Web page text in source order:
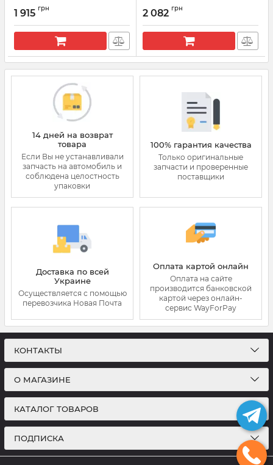
Артикул:
1 915 грн
Артикул:
2 082 грн
14 дней на возврат
товара
Если Вы не устанавливали
запчасть на автомобиль и
соблюдена целостность
упаковки
100% гарантия качества
Только оригинальные
запчасти и проверенные
поставщики
Доставка по всей
Украине
Осуществляется с помощью
перевозчика Новая Почта
Оплата картой онлайн
Оплата на сайте
производится банковской
картой через онлайн-
сервис WayForPay
КОНТАКТЫ
О МАГАЗИНЕ
КАТАЛОГ ТОВАРОВ
ПОДПИСКА